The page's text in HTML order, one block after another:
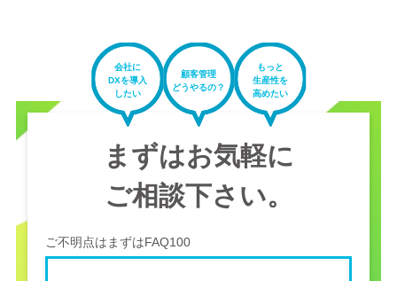
会社に
DXを導入
したい
顧客管理
どうやるの？
もっと
生産性を
高めたい
まずはお気軽に
ご相談下さい。
ご不明点はまずはFAQ100